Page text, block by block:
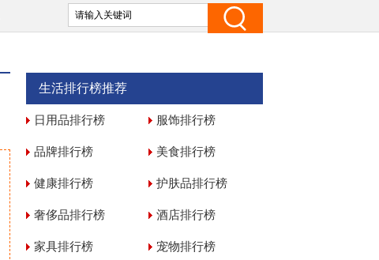
生活排行榜推荐
日用品排行榜 服饰排行榜
品牌排行榜 美食排行榜
健康排行榜 护肤品排行榜
奢侈品排行榜 酒店排行榜
家具排行榜 宠物排行榜